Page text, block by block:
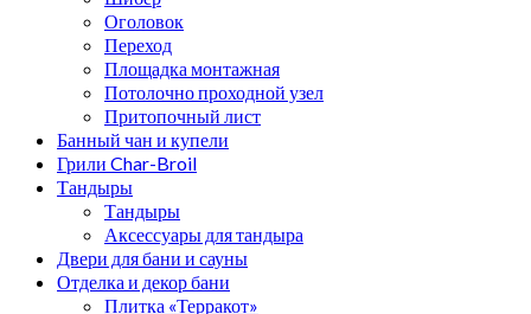
Оголовок
Переход
Площадка монтажная
Потолочно проходной узел
Притопочный лист
Банный чан и купели
Грили Char-Broil
Тандыры
Тандыры
Аксессуары для тандыра
Двери для бани и сауны
Отделка и декор бани
Плитка «Терракот»